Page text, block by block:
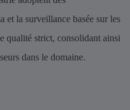
et la surveillance basée sur les
qualité strict, consolidant ainsi
dans le domaine.